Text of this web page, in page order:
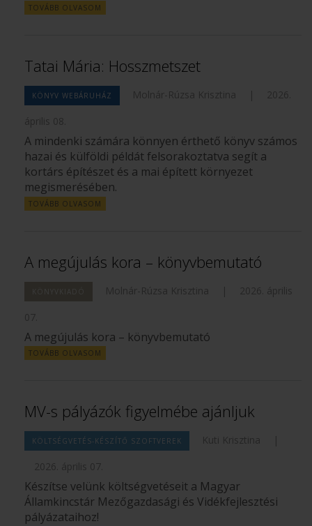
TOVÁBB OLVASOM
Tatai Mária: Hosszmetszet
KÖNYV WEBÁRUHÁZ Molnár-Rúzsa Krisztina |
2026.
április 08.
A mindenki számára könnyen érthető könyv számos
hazai és külföldi példát felsorakoztatva segít a
kortárs építészet és a mai épített környezet
megismerésében.
TOVÁBB OLVASOM
A megújulás kora – könyvbemutató
Molnár-Rúzsa Krisztina |
2026. április
07.
A megújulás kora – könyvbemutató
TOVÁBB OLVASOM
MV-s pályázók figyelmébe ajánljuk
KÖLTSÉGVETÉS-KÉSZÍTŐ SZOFTVEREK Kuti Krisztina
|
2026. április 07.
Készítse velünk költségvetéseit a Magyar
Államkincstár Mezőgazdasági és Vidékfejlesztési
pályázataihoz!